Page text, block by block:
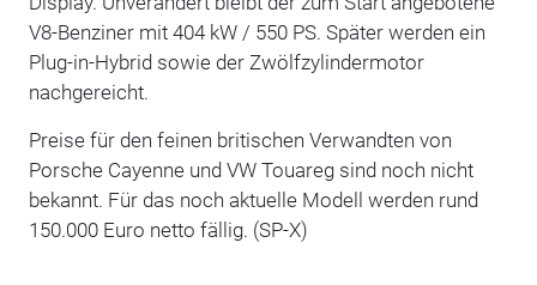
V8-Benziner mit 404 kW / 550 PS. Später werden ein
Plug-in-Hybrid sowie der Zwölfzylindermotor
nachgereicht.
Preise für den feinen britischen Verwandten von
Porsche Cayenne und VW Touareg sind noch nicht
bekannt. Für das noch aktuelle Modell werden rund
150.000 Euro netto fällig. (SP-X)